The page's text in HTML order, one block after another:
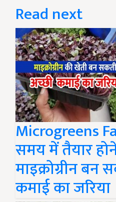
Read next
Microgreens
समय में तैयार
माइक्रोग्रीन बन
कमाई का जरिया